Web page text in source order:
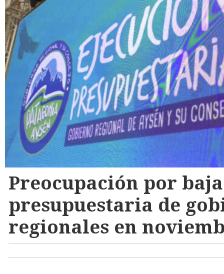
Preocupación por
presupuestaria de
regionales en